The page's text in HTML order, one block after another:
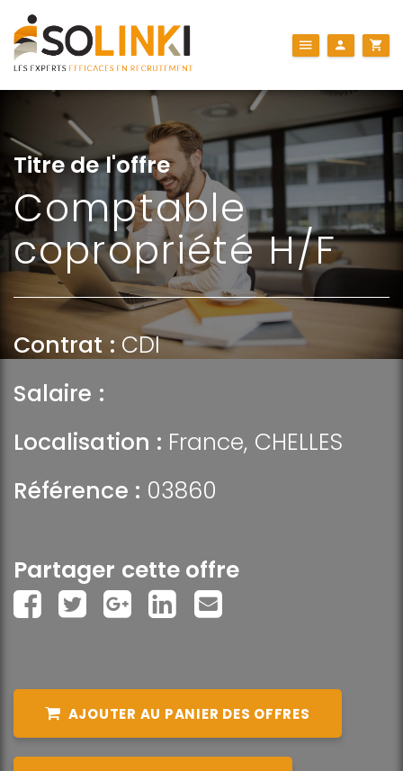
Titre de l'offre
Comptable
copropriété H/F
Contrat : CDI
Salaire :
Localisation : France, CHELLES
Référence : 03860
Partager cette offre
AJOUTER AU PANIER DES OFFRES